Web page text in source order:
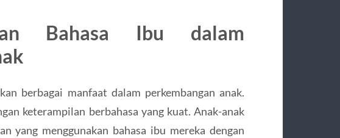
Bahasa Ibu dalam
berbagai manfaat dalam perkembangan anak.
keterampilan berbahasa yang kuat. Anak-anak
yang menggunakan bahasa ibu mereka dengan